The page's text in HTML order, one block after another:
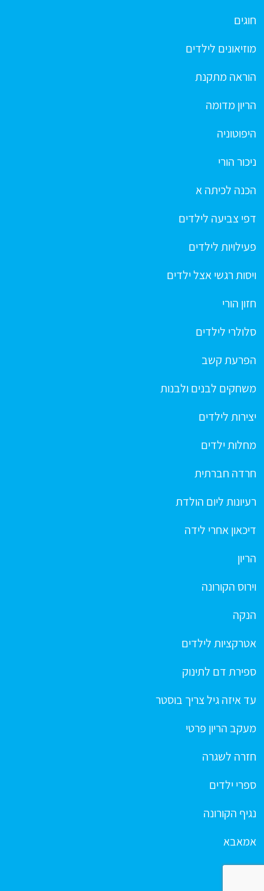
חוגים
מוזיאונים לילדים
הוראה מתקנת
הריון מדומה
היפוטוניה
ניכור הורי
הכנה לכיתה א
דפי צביעה לילדים
פעילויות לילדים
ויסות רגשי אצל ילדים
חזון הורי
סלולרי לילדים
הפרעת קשב
משחקים לבנים ולבנות
יצירות לילדים
מחלות ילדים
חרדה חברתית
רעיונות ליום הולדת
דיכאון אחרי לידה
הריון
וירוס הקורונה
הנקה
אטרקציות לילדים
ספירת דם לתינוק
עד איזה גיל צריך בוסטר
מעקב הריון פרטי
חזרה לשגרה
ספרי ילדים
נגיף הקורונה
אמאבא